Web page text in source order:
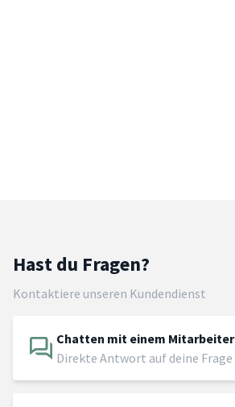
Hast du Fragen?
Kontaktiere unseren Kundendienst
Chatten mit einem Mitarbeiter
Direkte Antwort auf deine Frage